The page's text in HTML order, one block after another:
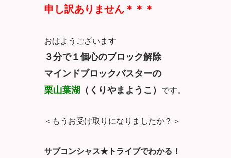
申し訳ありません＊＊＊
おはようございます
３分で１個心のブロック解除
マインドブロックバスターの
栗山葉湖 （くりやまようこ） です。
＜もうお受け取りになりましたか？＞
サブコンシャス★トライブでわかる！